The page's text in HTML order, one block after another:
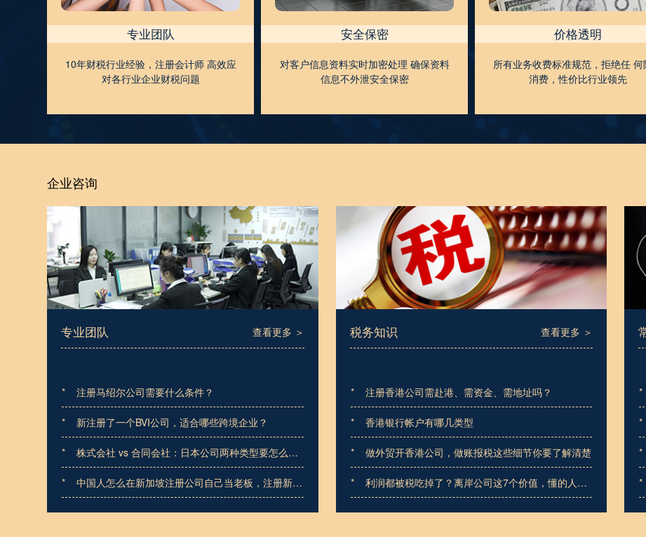
专业团队
10年财税行业经验，注册会计师 高效应
对各行业企业财税问题
安全保密
对客户信息资料实时加密处理 确保资料
信息不外泄安全保密
价格透明
所有业务收费标准规范，拒绝任 何
消费，性价比行业领先
企业咨询
专业团队 查看更多 ＞
* 注册马绍尔公司需要什么条件？
* 新注册了一个BVI公司，适合哪些跨境企业？
* 株式会社 vs 合同会社：日本公司两种类型要怎么
选？
* 中国人怎么在新加坡注册公司自己当老板，注册新加
坡公司到底值不值？
税务知识 查看更多 ＞
* 注册香港公司需赴港、需资金、需地址吗？
* 香港银行帐户有哪几类型
* 做外贸开香港公司，做账报税这些细节你要了解清楚
*
经悄悄用上了
*
*
*
*